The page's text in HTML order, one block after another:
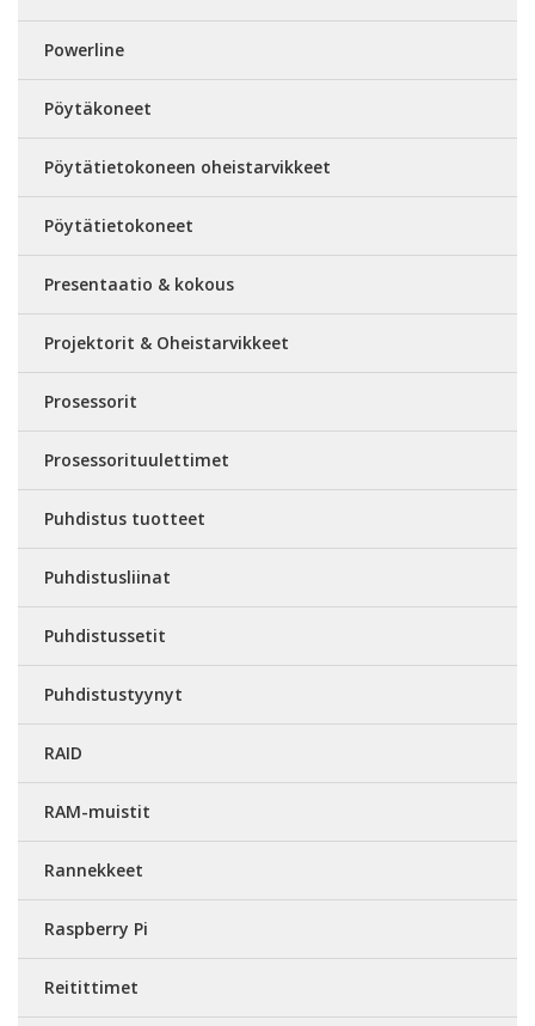
Powerline
Pöytäkoneet
Pöytätietokoneen oheistarvikkeet
Pöytätietokoneet
Presentaatio & kokous
Projektorit & Oheistarvikkeet
Prosessorit
Prosessorituulettimet
Puhdistus tuotteet
Puhdistusliinat
Puhdistussetit
Puhdistustyynyt
RAID
RAM-muistit
Rannekkeet
Raspberry Pi
Reitittimet